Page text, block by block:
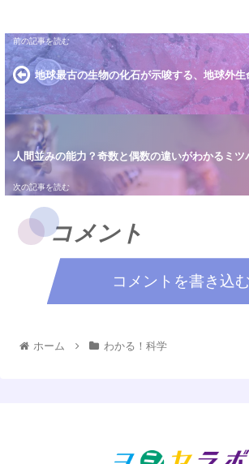
地球最古の生物の化石が示唆する、地球外生
人間並みの能力？奇数と偶数の違いがわかるミツ
コメント
コメントを書き込む
ホーム わかる！科学